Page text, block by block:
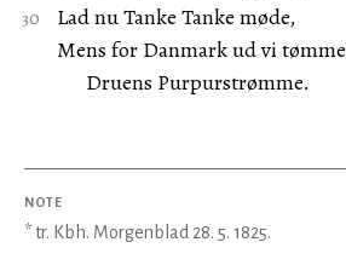
Lad nu Tanke Tanke møde,
Mens for Danmark ud vi tømme
Druens Purpurstrømme.
NOTE
* tr. Kbh. Morgenblad 28. 5. 1825.